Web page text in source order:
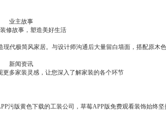
业主故事
故事，塑造美好生活
代极简风家居。与设计师沟通后大量留白墙面，搭配原
。设计师选用柔和灯光，绿植点缀，简约而不失温馨
，将惬意进行到底！
对家的想象，136平方，4房2厅，6M深的大横厅格局
慎重选择了业内知名的草莓APP版免费观看进行合作。
新闻资讯
更多家装灵感，让您深入了解家装的各个环节
版黄色下载的工装公司，草莓APP版免费观看装饰始终